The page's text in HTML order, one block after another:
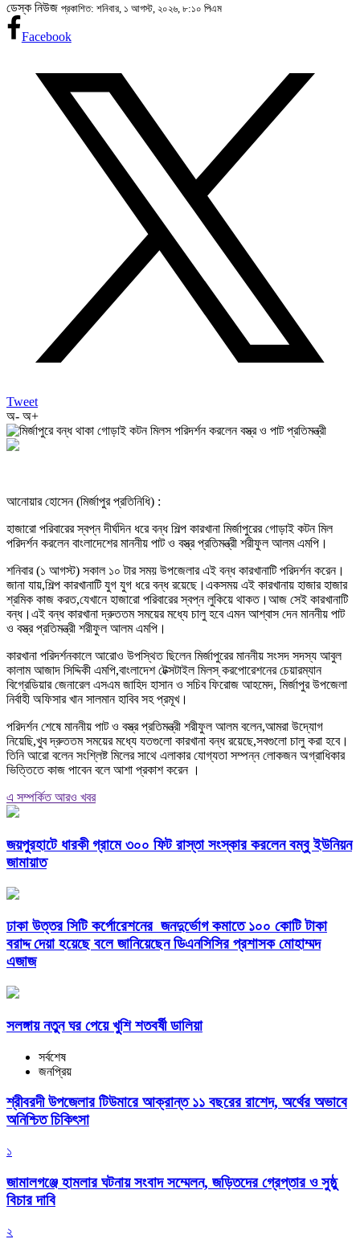
ডেস্ক নিউজ প্রকাশিত: শনিবার, ১ আগস্ট, ২০২৬, ৮:১০ পিএম
Facebook
Tweet
অ- অ+
আনোয়ার হোসেন (মির্জাপুর প্রতিনিধি) :
হাজারো পরিবারের স্বপ্ন দীর্ঘদিন ধরে বন্ধ শিল্প কারখানা মির্জাপুরের গোড়াই কটন মিল
পরিদর্শন করলেন বাংলাদেশের মাননীয় পাট ও বস্ত্র প্রতিমন্ত্রী শরীফুল আলম এমপি।
শনিবার (১ আগস্ট) সকাল ১০ টার সময় উপজেলার এই বন্ধ কারখানাটি পরিদর্শন করেন।
জানা যায়,শিল্প কারখানাটি যুগ যুগ ধরে বন্ধ রয়েছে।একসময় এই কারখানায় হাজার হাজার
শ্রমিক কাজ করত,যেখানে হাজারো পরিবারের স্বপ্ন লুকিয়ে থাকত।আজ সেই কারখানাটি
বন্ধ।এই বন্ধ কারখানা দ্রুততম সময়ের মধ্যে চালু হবে এমন আশ্বাস দেন মাননীয় পাট
ও বস্ত্র প্রতিমন্ত্রী শরীফুল আলম এমপি।
কারখানা পরিদর্শনকালে আরোও উপস্থিত ছিলেন মির্জাপুরের মাননীয় সংসদ সদস্য আবুল
কালাম আজাদ সিদ্দিকী এমপি,বাংলাদেশ টেক্সটাইল মিলস্ করপোরেশনের চেয়ারম্যান
বিগ্রেডিয়ার জেনারেল এসএম জাহিদ হাসান ও সচিব ফিরোজ আহমেদ, মির্জাপুর উপজেলা
নির্বাহী অফিসার খান সালমান হাবিব সহ প্রমূখ।
পরিদর্শন শেষে মাননীয় পাট ও বস্ত্র প্রতিমন্ত্রী শরীফুল আলম বলেন,আমরা উদ্যোগ
নিয়েছি,খুব দ্রুততম সময়ের মধ্যে যতগুলো কারখানা বন্ধ রয়েছে,সবগুলো চালু করা হবে।
তিনি আরো বলেন সংশ্লিষ্ট মিলের সাথে এলাকার যোগ্যতা সম্পন্ন লোকজন অগ্রাধিকার
ভিত্তিতে কাজ পাবেন বলে আশা প্রকাশ করেন ।
এ সম্পর্কিত আরও খবর
জয়পুরহাটে ধারকী গ্রামে ৩০০ ফিট রাস্তা সংস্কার করলেন বম্বু ইউনিয়ন
জামায়াত
ঢাকা উত্তর সিটি কর্পোরেশনের জনদুর্ভোগ কমাতে ১০০ কোটি টাকা
বরাদ্দ দেয়া হয়েছে বলে জানিয়েছেন ডিএনসিসির প্রশাসক মোহাম্মদ
এজাজ
সলঙ্গায় নতুন ঘর পেয়ে খুশি শতবর্ষী ডালিয়া
সর্বশেষ
জনপ্রিয়
শ্রীবরদী উপজেলার টিউমারে আক্রান্ত ১১ বছরের রাশেদ, অর্থের অভাবে
অনিশ্চিত চিকিৎসা
১
জামালগঞ্জে হামলার ঘটনায় সংবাদ সম্মেলন, জড়িতদের গ্রেপ্তার ও সুষ্ঠু
বিচার দাবি
২